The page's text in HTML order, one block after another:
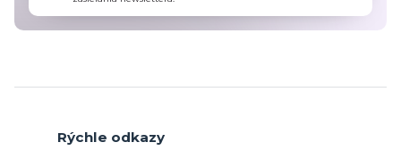
Rýchle odkazy